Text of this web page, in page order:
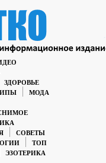
ЗДОРОВЬЕ
МОДА
СОВЕТЫ
ТОП
ЭЗОТЕРИКА